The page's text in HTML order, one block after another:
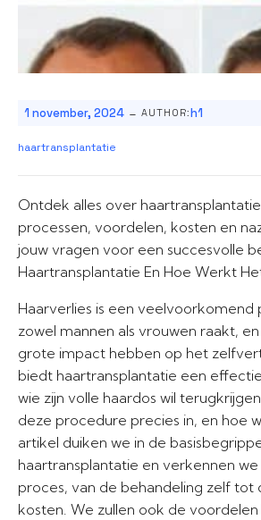
1 november, 2024 - AUTHOR:h1
haartransplantatie
Ontdek alles over
processen, voordelen, kosten en
jouw vragen voor een succesvolle
Haartransplantatie En Hoe Werkt
Haarverlies is een
zowel mannen als vrouwen raakt,
grote impact hebben op het
biedt haartransplantatie een
wie zijn volle haardos wil
deze procedure precies in, en hoe
artikel duiken we in de
haartransplantatie en verkennen
proces, van de behandeling zelf tot
kosten. We zullen ook de